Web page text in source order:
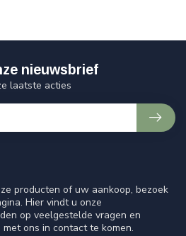
producten of uw aankoop, bezoek
Hier vindt u onze
op veelgestelde vragen en
ons in contact te komen.
nieuwsbrief
laatste acties